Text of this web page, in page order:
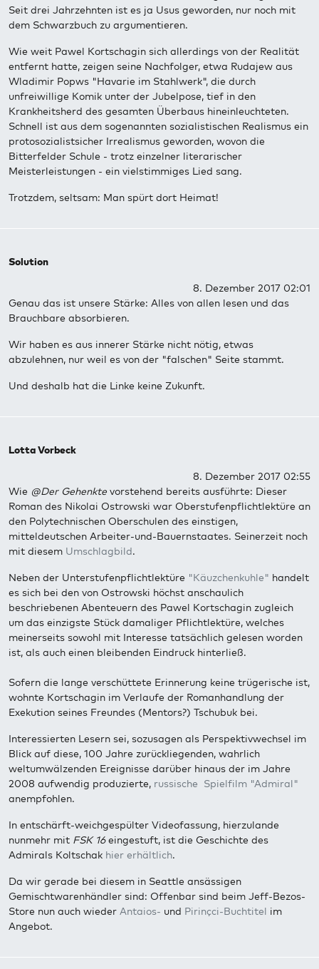
Seit drei Jahrzehnten ist es ja Usus geworden, nur noch mit
dem Schwarzbuch zu argumentieren.
Wie weit Pawel Kortschagin sich allerdings von der Realität
entfernt hatte, zeigen seine Nachfolger, etwa Rudajew aus
Wladimir Popws "Havarie im Stahlwerk", die durch
unfreiwillige Komik unter der Jubelpose, tief in den
Krankheitsherd des gesamten Überbaus hineinleuchteten.
Schnell ist aus dem sogenannten sozialistischen Realismus ein
protosozialistsicher Irrealismus geworden, wovon die
Bitterfelder Schule - trotz einzelner literarischer
Meisterleistungen - ein vielstimmiges Lied sang.
Trotzdem, seltsam: Man spürt dort Heimat!
Solution
8. Dezember 2017 02:01
Genau das ist unsere Stärke: Alles von allen lesen und das
Brauchbare absorbieren.
Wir haben es aus innerer Stärke nicht nötig, etwas
abzulehnen, nur weil es von der "falschen" Seite stammt.
Und deshalb hat die Linke keine Zukunft.
Lotta Vorbeck
8. Dezember 2017 02:55
Wie @Der Gehenkte vorstehend bereits ausführte: Dieser
Roman des Nikolai Ostrowski war Oberstufenpflichtlektüre an
den Polytechnischen Oberschulen des einstigen,
mitteldeutschen Arbeiter-und-Bauernstaates. Seinerzeit noch
mit diesem Umschlagbild.
Neben der Unterstufenpflichtlektüre "Käuzchenkuhle" handelt
es sich bei den von Ostrowski höchst anschaulich
beschriebenen Abenteuern des Pawel Kortschagin zugleich
um das einzigste Stück damaliger Pflichtlektüre, welches
meinerseits sowohl mit Interesse tatsächlich gelesen worden
ist, als auch einen bleibenden Eindruck hinterließ.
Sofern die lange verschüttete Erinnerung keine trügerische ist,
wohnte Kortschagin im Verlaufe der Romanhandlung der
Exekution seines Freundes (Mentors?) Tschubuk bei.
Interessierten Lesern sei, sozusagen als Perspektivwechsel im
Blick auf diese, 100 Jahre zurückliegenden, wahrlich
weltumwälzenden Ereignisse darüber hinaus der im Jahre
2008 aufwendig produzierte, russische Spielfilm "Admiral"
anempfohlen.
In entschärft-weichgespülter Videofassung, hierzulande
nunmehr mit FSK 16eingestuft, ist die Geschichte des
Admirals Koltschak hier erhältlich.
Da wir gerade bei diesem in Seattle ansässigen
Gemischtwarenhändler sind: Offenbar sind beim Jeff-Bezos-
Store nun auch wieder Antaios- und Pirinçci-Buchtitel im
Angebot.